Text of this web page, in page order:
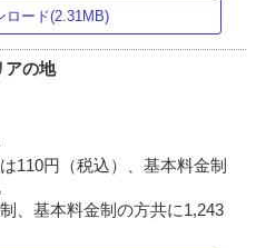
ロード(2.31MB)
アの地
110円（税込）、基本料金制
、基本料金制の方共に1,243